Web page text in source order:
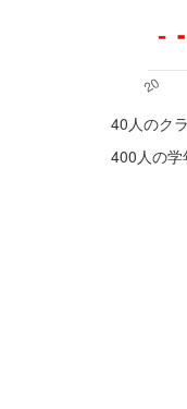
40人のク
400人の学